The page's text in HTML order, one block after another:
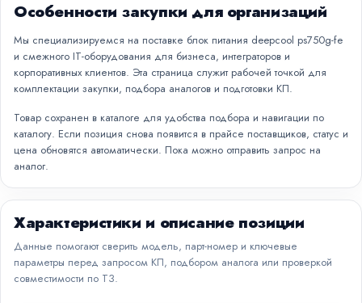
Особенности закупки для организаций
Мы специализируемся на поставке блок питания deepcool ps750g-fe
и смежного IT-оборудования для бизнеса, интеграторов и
корпоративных клиентов. Эта страница служит рабочей точкой для
комплектации закупки, подбора аналогов и подготовки КП.
Товар сохранен в каталоге для удобства подбора и навигации по
каталогу. Если позиция снова появится в прайсе поставщиков, статус и
цена обновятся автоматически. Пока можно отправить запрос на
аналог.
Характеристики и описание позиции
Данные помогают сверить модель, парт-номер и ключевые
параметры перед запросом КП, подбором аналога или проверкой
совместимости по ТЗ.